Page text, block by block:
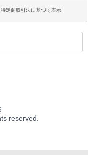
特定商取引法に基づく表示
reserved.